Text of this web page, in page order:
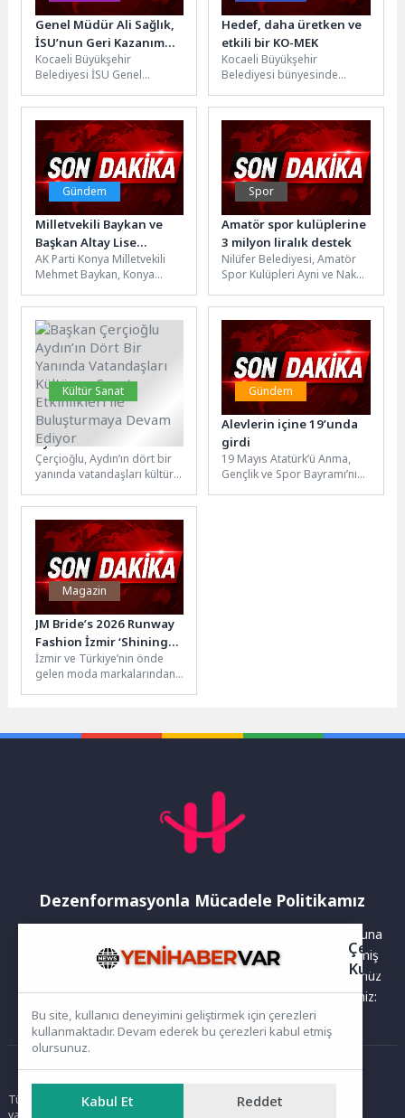
Genel Müdür Ali Sağlık,
İSU’nun Geri Kazanım
Suyu Başarısını
Uluslararası Forumda
Anlattı
Kocaeli Büyükşehir
Belediyesi İSU Genel
Enstitüsü (SUEN) tarafından
düzenlenen 5....
Hedef, daha üretken ve
etkili bir KO-MEK
Kocaeli Büyükşehir
Belediyesi bünyesinde
Konumlandırma Tasarım
Çalışmaları”, daha üretken ve
etkili bir...
Gündem
Milletvekili Baykan ve
Başkan Altay Lise
Öğrencileriyle Buluştu
AK Parti Konya Milletvekili
Mehmet Baykan, Konya
Uğur İbrahim Altay ile
birlikte...
Spor
Amatör spor kulüplerine
3 milyon liralık destek
Nilüfer Belediyesi, Amatör
Spor Kulüpleri Ayni ve Nakdi
kapsamında 31 spor
kulübüne...
Kültür Sanat
Başkan Çerçioğlu
Aydın’ın Dört Bir Yanında
Vatandaşları Kültür ve
Sanat Etkinlikleri ile
Buluşturmaya Devam
Çerçioğlu, Aydın’ın dört bir
yanında vatandaşları kültür
buluşturmaya devam
ediyor.Aydın Büyükşehir...
Gündem
Alevlerin içine 19’unda
girdi
19 Mayıs Atatürk’ü Anma,
Gençlik ve Spor Bayramı’nın
Magazin
JM Bride’s 2026 Runway
Fashion İzmir ‘Shining
Dreams’ Koleksiyonu ile
Moda Dünyasına
Büyüleyici Bir Dokunuş
İzmir ve Türkiye’nin önde
gelen moda markalarından
Dezenformasyonla Mücadele Politikamız
Yayınlanan haberler doğruluk ilkesi gözetilerek hazırlanır. Buna
rağmen bazı içeriklerde eksik, hatalı veya güncelliğini yitirmiş
bilgiler bulunabilir.Yanlış veya yanıltıcı olduğunu düşündüğünüz
haberleri aşağıdaki iletişim kanallarından bize bildirebilirsiniz:
Ana Sayfa
Tüm hakları saklıdır. Sitede yer alan içerikler izinsiz kopyalanamaz,
yayımlanamaz ve kullanılamaz.
Çerez
Bu site, kullanıcı deneyimini geliştirmek için çerezleri
kullanmaktadır. Devam ederek bu çerezleri kabul etmiş
olursunuz.
Kabul Et Reddet